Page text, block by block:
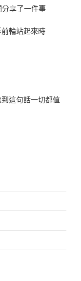
享了一件事
輪站起來時
這句話一切都值